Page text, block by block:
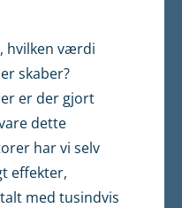
hvilken værdi
skaber?
er der gjort
dette
har vi selv
effekter,
med tusindvis